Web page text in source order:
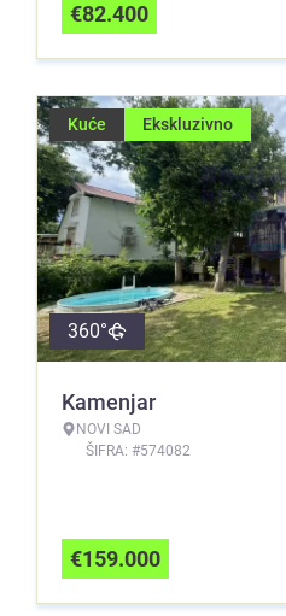
€82.400
Kuće Ekskluzivno
360°
Kamenjar
NOVI SAD
ŠIFRA: #574082
€159.000